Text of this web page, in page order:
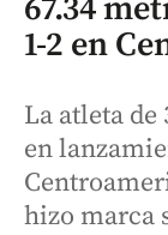
67.34
1-2 en
La atleta de
en
hizo marca